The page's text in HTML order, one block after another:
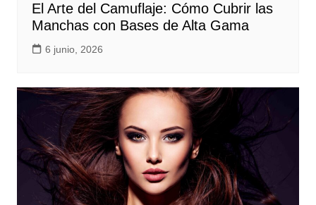
El Arte del Camuflaje: Cómo Cubrir las
Manchas con Bases de Alta Gama
6 junio, 2026